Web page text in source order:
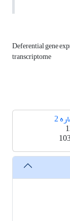
Deferential gene
transcriptome